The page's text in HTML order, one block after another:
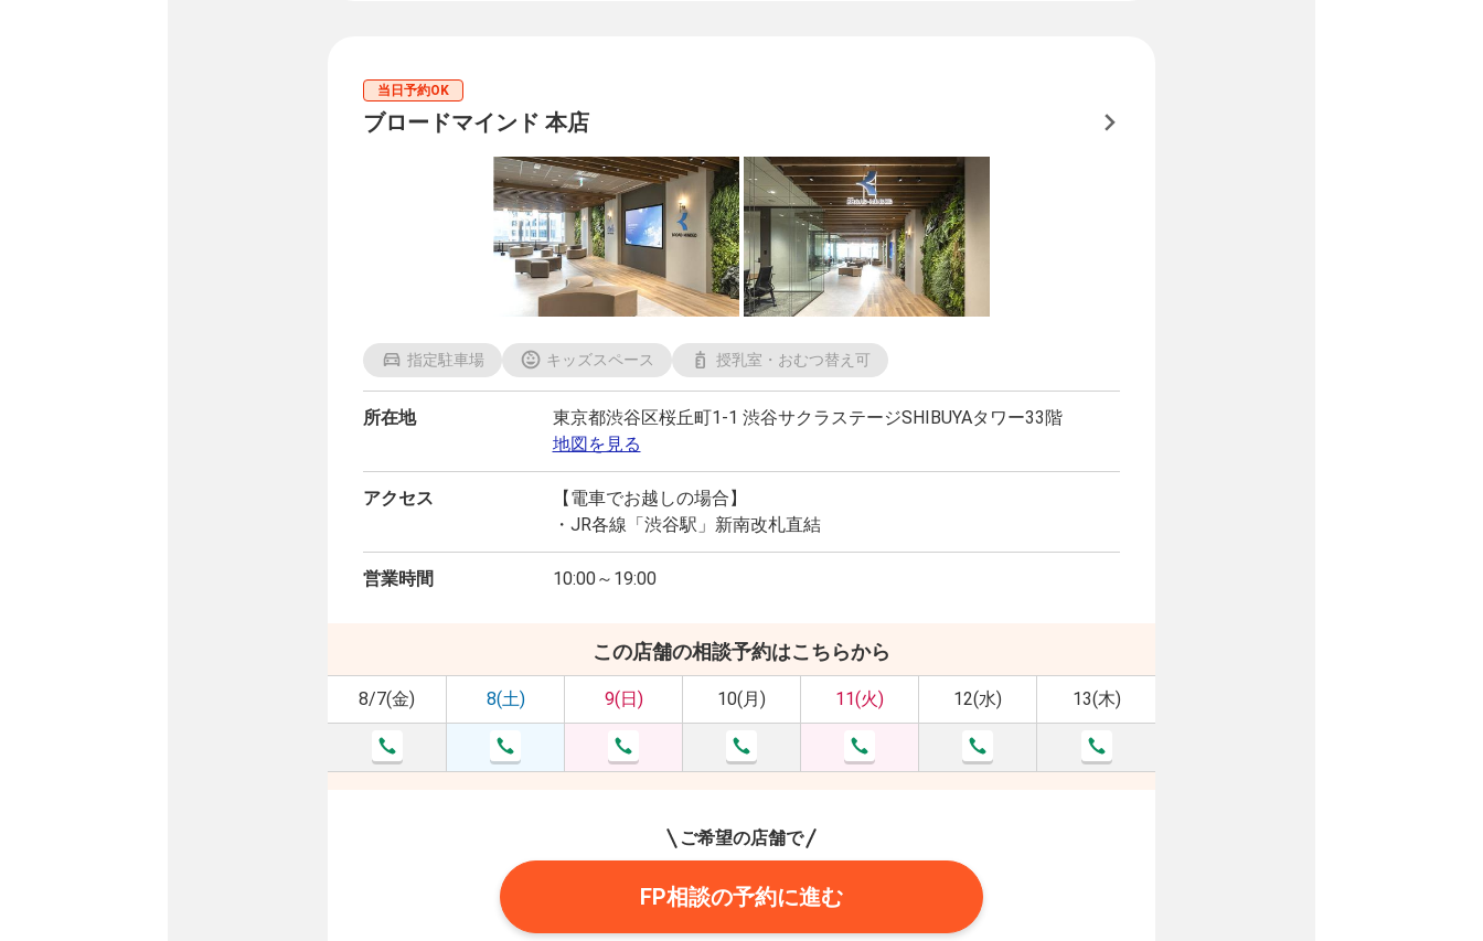
当日予約OK
ブロードマインド 本店
指定駐車場 キッズスペース 授乳室・おむつ替え可
所在地
東京都渋谷区桜丘町1-1 渋谷サクラステージSHIBUYAタワー33階
地図を見る
アクセス
【電車でお越しの場合】
・JR各線「渋谷駅」新南改札直結
営業時間 10:00～19:00
この店舗の相談予約はこちらから
8/7(金) 8(土) 9(日) 10(月) 11(火) 12(水) 13(木)
ご希望の店舗で
FP相談の予約に進む